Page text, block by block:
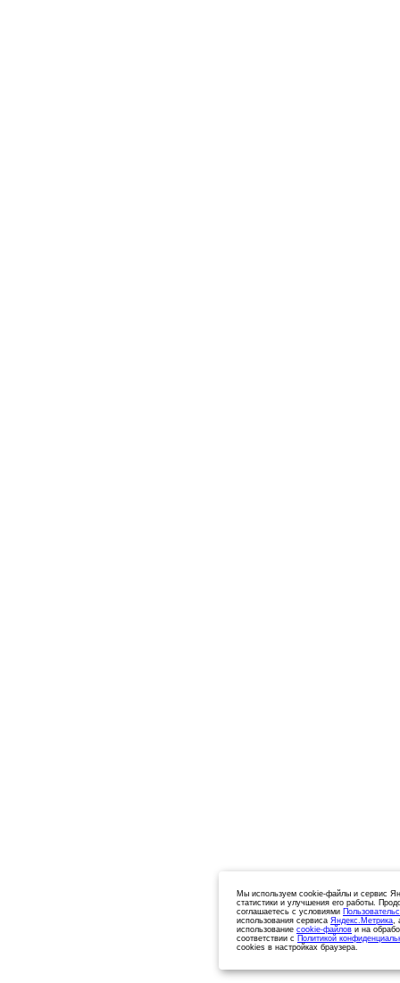
Мы используем cookie-файлы и сервис
статистики и улучшения его работы.
соглашаетесь с условиями
использования сервиса Яндекс.Метрика,
использование cookie-файлов и на
соответствии с Политикой
cookies в настройках браузера.